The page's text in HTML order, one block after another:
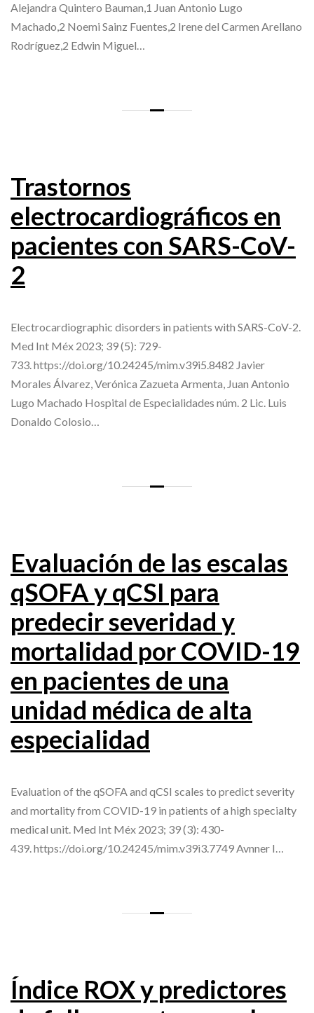
Alejandra Quintero Bauman,1 Juan Antonio Lugo
Machado,2 Noemi Sainz Fuentes,2 Irene del Carmen Arellano
Rodríguez,2 Edwin Miguel…
Trastornos
electrocardiográficos en
pacientes con SARS-CoV-
2
Electrocardiographic disorders in patients with SARS-CoV-2.
Med Int Méx 2023; 39 (5): 729-
733. https://doi.org/10.24245/mim.v39i5.8482 Javier
Morales Álvarez, Verónica Zazueta Armenta, Juan Antonio
Lugo Machado Hospital de Especialidades núm. 2 Lic. Luis
Donaldo Colosio…
Evaluación de las escalas
qSOFA y qCSI para
predecir severidad y
mortalidad por COVID-19
en pacientes de una
unidad médica de alta
especialidad
Evaluation of the qSOFA and qCSI scales to predict severity
and mortality from COVID-19 in patients of a high specialty
medical unit. Med Int Méx 2023; 39 (3): 430-
439. https://doi.org/10.24245/mim.v39i3.7749 Avnner I…
Índice ROX y predictores